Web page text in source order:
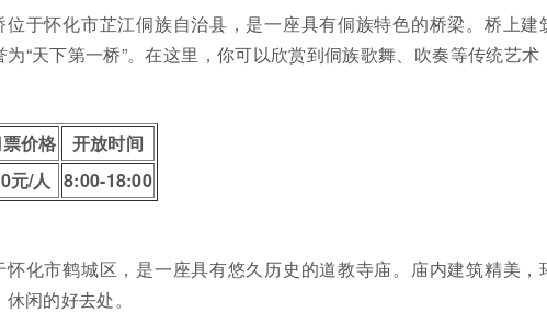
位于怀化市芷江侗族自治县，是一座具有侗族特色的桥梁。桥上建
“天下第一桥”。在这里，你可以欣赏到侗族歌舞、吹奏等传统艺术
价格
开放时间
元/人 8:00-18:00
怀化市鹤城区，是一座具有悠久历史的道教寺庙。庙内建筑精美，
闲的好去处。